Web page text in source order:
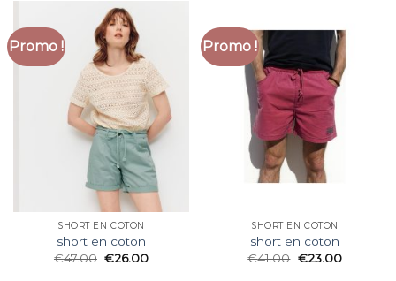
Promo !
SHORT EN COTON
short en coton
€47.00 €26.00
Promo !
SHORT EN COTON
short en coton
€41.00 €23.00